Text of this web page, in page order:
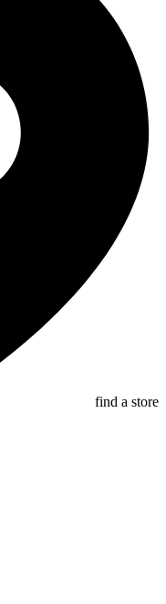
find a store